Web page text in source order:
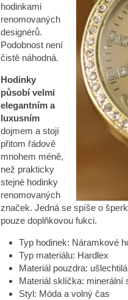
hodinkami
renomovaných
designérů.
Podobnost není
čistě náhodná.
Hodinky
působí velmi
elegantním a
luxusním
dojmem a stojí
přitom řádově
mnohem méně,
než prakticky
stejné hodinky
renomovaných
značek. Jedná se spíše o
pouze doplňkovou fukci.
Typ hodinek: Náramkové
Typ materiálu: Hardlex
Materiál pouzdra:
Materiál sklíčka: minerální
Styl: Móda a volný čas